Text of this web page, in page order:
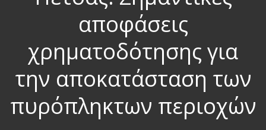
αποφάσεις
χρηματοδότησης για
την αποκατάσταση των
πυρόπληκτων περιοχών